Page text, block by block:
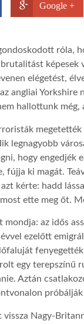
Google +
róla,
képesek
elégetést,
angliai Yorkshire
hallottunk még,
megetették
legnagyobb
hogy engedjék
fújja ki magát.
kérte: hadd
ette meg őt.
mondja: az idős
ezelőtt
egy terepszínű
Aztán
Nagy-